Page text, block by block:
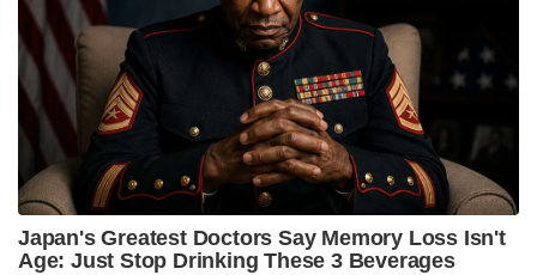
Japan's Greatest Doctors Say Memory Loss Isn't
Age: Just Stop Drinking These 3 Beverages